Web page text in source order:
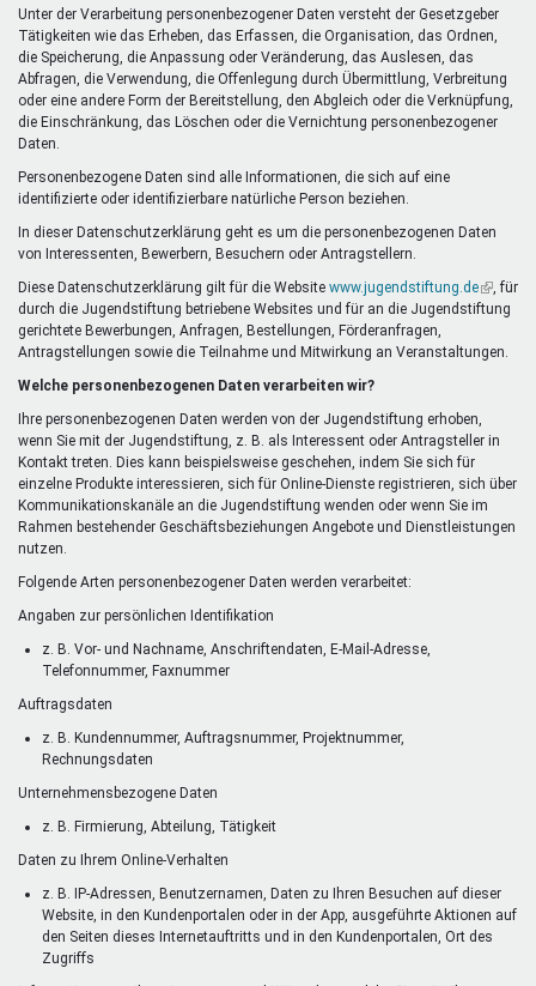
Mail)
Unter der Verarbeitung personenbezogener Daten versteht der Gesetzgeber
Tätigkeiten wie das Erheben, das Erfassen, die Organisation, das Ordnen,
die Speicherung, die Anpassung oder Veränderung, das Auslesen, das
Abfragen, die Verwendung, die Offenlegung durch Übermittlung, Verbreitung
oder eine andere Form der Bereitstellung, den Abgleich oder die Verknüpfung,
die Einschränkung, das Löschen oder die Vernichtung personenbezogener
Daten.
Personenbezogene Daten sind alle Informationen, die sich auf eine
identifizierte oder identifizierbare natürliche Person beziehen.
In dieser Datenschutzerklärung geht es um die personenbezogenen Daten
von Interessenten, Bewerbern, Besuchern oder Antragstellern.
Diese Datenschutzerklärung gilt für die Website www.jugendstiftung.de(Link
ist
, für
durch die Jugendstiftung betriebene Websites und für an die Jugendstiftung
gerichtete Bewerbungen, Anfragen, Bestellungen, Förderanfragen,
Antragstellungen sowie die Teilnahme und Mitwirkung an Veranstaltungen.
Welche personenbezogenen Daten verarbeiten wir?
Ihre personenbezogenen Daten werden von der Jugendstiftung erhoben,
wenn Sie mit der Jugendstiftung, z. B. als Interessent oder Antragsteller in
Kontakt treten. Dies kann beispielsweise geschehen, indem Sie sich für
einzelne Produkte interessieren, sich für Online-Dienste registrieren, sich über
Kommunikationskanäle an die Jugendstiftung wenden oder wenn Sie im
Rahmen bestehender Geschäftsbeziehungen Angebote und Dienstleistungen
nutzen.
Folgende Arten personenbezogener Daten werden verarbeitet:
Angaben zur persönlichen Identifikation
z. B. Vor- und Nachname, Anschriftendaten, E-Mail-Adresse,
Telefonnummer, Faxnummer
Auftragsdaten
z. B. Kundennummer, Auftragsnummer, Projektnummer,
Rechnungsdaten
Unternehmensbezogene Daten
z. B. Firmierung, Abteilung, Tätigkeit
Daten zu Ihrem Online-Verhalten
z. B. IP-Adressen, Benutzernamen, Daten zu Ihren Besuchen auf dieser
Website, in den Kundenportalen oder in der App, ausgeführte Aktionen auf
den Seiten dieses Internetauftritts und in den Kundenportalen, Ort des
Zugriffs